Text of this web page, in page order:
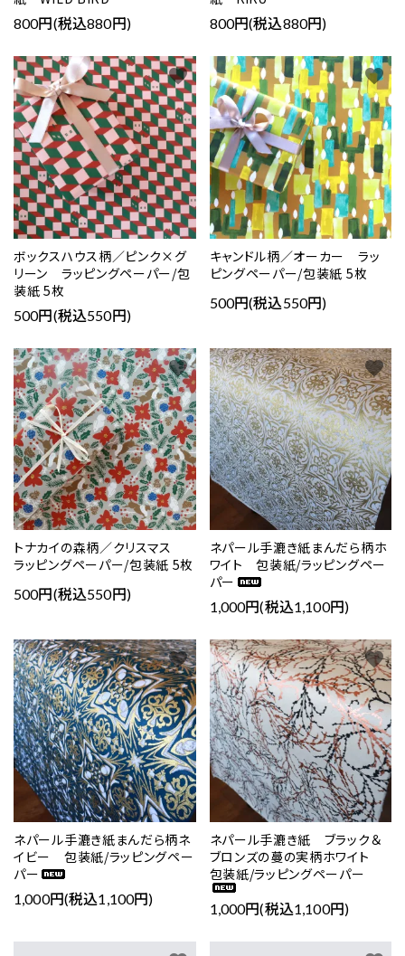
800円(税込880円) 800円(税込880円)
ボックスハウス柄／ピンク×グ
リーン ラッピングペーパー/包
装紙 5枚
500円(税込550円)
favorite
キャンドル柄／オーカー ラッ
ピングペーパー/包装紙 5枚
500円(税込550円)
favorite
トナカイの森柄／クリスマス
ラッピングペーパー/包装紙 5枚
500円(税込550円)
favorite
ネパール手漉き紙まんだら柄ホ
ワイト 包装紙/ラッピングペー
パー
1,000円(税込1,100円)
favorite
ネパール手漉き紙まんだら柄ネ
イビー 包装紙/ラッピングペー
パー
1,000円(税込1,100円)
favorite
ネパール手漉き紙 ブラック＆
ブロンズの蔓の実柄ホワイト
包装紙/ラッピングペーパー
1,000円(税込1,100円)
favorite